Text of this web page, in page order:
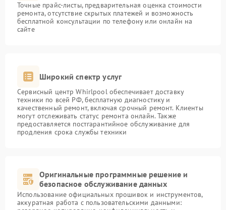
Точные прайс-листы, предварительная оценка стоимости
ремонта, отсутствие скрытых платежей и возможность
бесплатной консультации по телефону или онлайн на
сайте
Широкий спектр услуг
Сервисный центр Whirlpool обеспечивает доставку
техники по всей РФ, бесплатную диагностику и
качественный ремонт, включая срочный ремонт. Клиенты
могут отслеживать статус ремонта онлайн. Также
предоставляется постгарантийное обслуживание для
продления срока службы техники
Оригинальные программные решение и
безопасное обслуживание данных
Использование официальных прошивок и инструментов,
аккуратная работа с пользовательскими данными: